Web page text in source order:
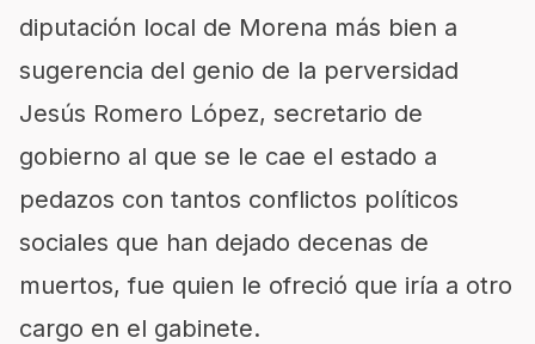
diputación local de Morena más bien a
sugerencia del genio de la perversidad
Jesús Romero López, secretario de
gobierno al que se le cae el estado a
pedazos con tantos conflictos políticos
sociales que han dejado decenas de
muertos, fue quien le ofreció que iría a otro
cargo en el gabinete.